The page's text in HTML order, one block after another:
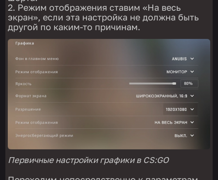
Режим отображения ставим «На весь
экран», если эта настройка не должна быть
другой по каким-то причинам.
Первичные настройки графики в CS:GO